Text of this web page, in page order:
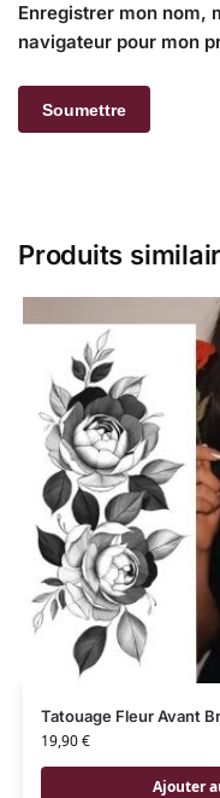
Enregistrer mon nom,
navigateur pour mon
Produits
Tatouage Fleur Avant
19,90€
Ajouter